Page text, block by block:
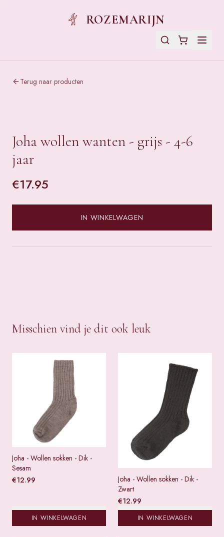
ROZEMARIJN
Terug naar producten
Joha wollen wanten - grijs - 4-6
jaar
€17.95
IN WINKELWAGEN
Misschien vind je dit ook leuk
Joha - Wollen sokken - Dik -
Sesam
€12.99
IN WINKELWAGEN
Joha - Wollen sokken - Dik -
Zwart
€12.99
IN WINKELWAGEN